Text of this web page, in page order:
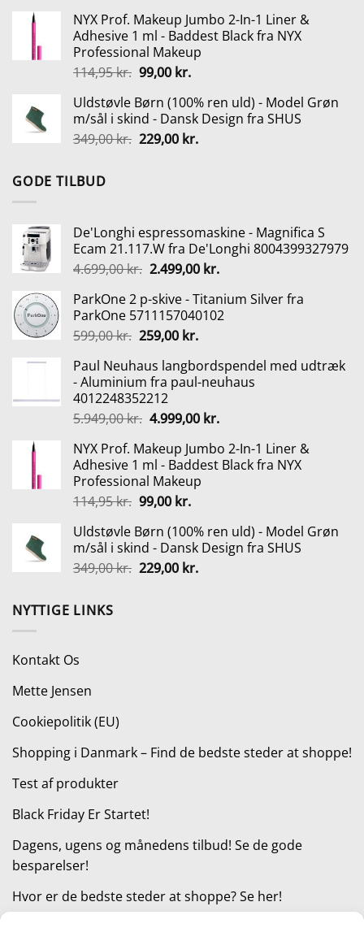
pris
var:
5.949,00 kr..
pris
er:
NYX Prof. Makeup Jumbo 2-In-1 Liner &
Adhesive 1 ml - Baddest Black fra NYX
Professional Makeup
114,95kr. Den
pris
var:
114,95 kr..
99,00 kr.Den
pris
er:
99,00 kr..
Uldstøvle Børn (100% ren uld) - Model Grøn
m/sål i skind - Dansk Design fra SHUS
349,00kr. Den
229,00 kr.Den
GODE TILBUD
De'Longhi espressomaskine - Magnifica S
Ecam 21.117.W fra De'Longhi 8004399327979
4.699,00kr. Den
pris
var:
4.699,00 kr..
2.499,00 kr.Den
pris
er:
ParkOne 2 p-skive - Titanium Silver fra
ParkOne 5711157040102
599,00kr. Den
pris
var:
599,00 kr..
259,00 kr.Den
pris
er:
Paul Neuhaus langbordspendel med udtræk
- Aluminium fra paul-neuhaus
4012248352212
5.949,00kr. Den
pris
var:
5.949,00 kr..
4.999,00 kr.Den
pris
er:
NYX Prof. Makeup Jumbo 2-In-1 Liner &
Adhesive 1 ml - Baddest Black fra NYX
Professional Makeup
114,95kr. Den
pris
var:
114,95 kr..
99,00 kr.Den
pris
er:
99,00 kr..
Uldstøvle Børn (100% ren uld) - Model Grøn
m/sål i skind - Dansk Design fra SHUS
349,00kr. Den
229,00 kr.Den
NYTTIGE LINKS
Kontakt Os
Mette Jensen
Cookiepolitik (EU)
Shopping i Danmark – Find de bedste steder at shoppe!
Test af produkter
Black Friday Er Startet!
Dagens, ugens og månedens tilbud! Se de gode
besparelser!
Hvor er de bedste steder at shoppe? Se her!